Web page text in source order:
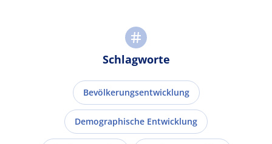
Schlagworte
Bevölkerungsentwicklung
Demographische Entwicklung